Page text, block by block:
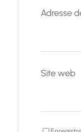
Adresse
Site web